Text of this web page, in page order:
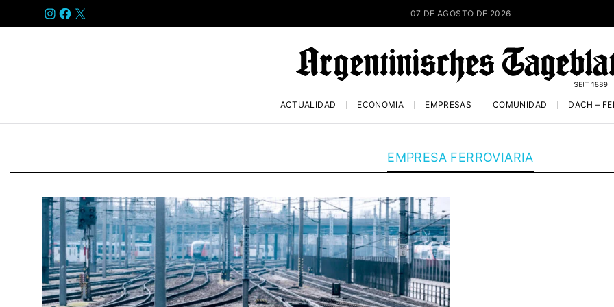
INSTAGRAM
FACEBOOK
X 07 DE AGOSTO DE 2026
ACTUALIDAD ECONOMÍA EMPRESAS COMUNIDAD DACH –
EMPRESA FERROVIARIA